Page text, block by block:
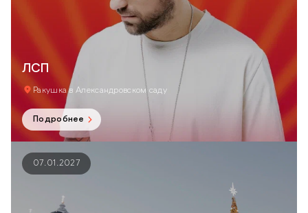
ЛСП
Ракушка в Александровском саду
Подробнее
07.01.2027